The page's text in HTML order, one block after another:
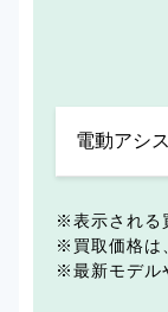
表示される
買取価格は
最新モデル